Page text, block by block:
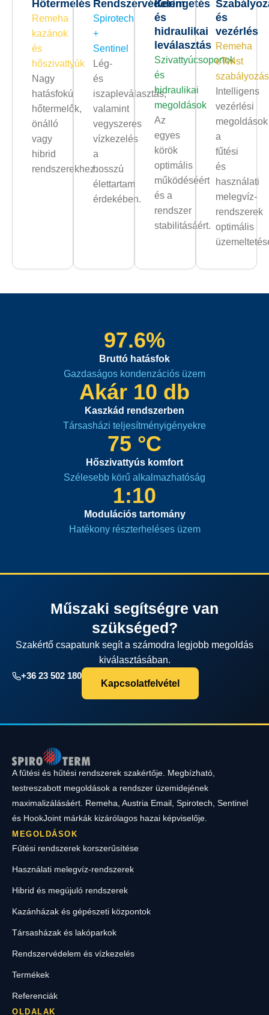
Hőtermelés
Remeha
kazánok
és
hőszivattyúk
Nagy
hatásfokú
hőtermelők,
önálló
vagy
hibrid
rendszerekhez.
Rendszervédelem
Spirotech
+
Sentinel
Lég-
és
iszapleválasztás,
valamint
vegyszeres
vízkezelés
a
hosszú
élettartam
érdekében.
Keringetés
és
hidraulikai
leválasztás
Szivattyúcsoportok
és
hidraulikai
megoldások
Az
egyes
körök
optimális
működéséért
és a
rendszer
stabilitásáért.
és
vezérlés
Remeha
eTwist
szabályozás
Intelligens
vezérlési
megoldások
a
fűtési
és
használati
melegvíz-
rendszerek
optimális
97.6%
Bruttó hatásfok
Gazdaságos kondenzációs üzem
Akár 10 db
Kaszkád rendszerben
Társasházi teljesítményigényekre
75 °C
Hőszivattyús komfort
Szélesebb körű alkalmazhatóság
1:10
Modulációs tartomány
Hatékony részterheléses üzem
Műszaki segítségre van
szükséged?
Szakértő csapatunk segít a számodra legjobb megoldás
kiválasztásában.
+36 23 502 180
Kapcsolatfelvétel
A fűtési és hűtési rendszerek szakértője. Megbízható,
testreszabott megoldások a rendszer üzemidejének
maximalizálásáért. Remeha, Austria Email, Spirotech, Sentinel
és HookJoint márkák kizárólagos hazai képviselője.
MEGOLDÁSOK
Fűtési rendszerek korszerűsítése
Használati melegvíz-rendszerek
Hibrid és megújuló rendszerek
Kazánházak és gépészeti központok
Társasházak és lakóparkok
Rendszervédelem és vízkezelés
Termékek
Referenciák
OLDALAK